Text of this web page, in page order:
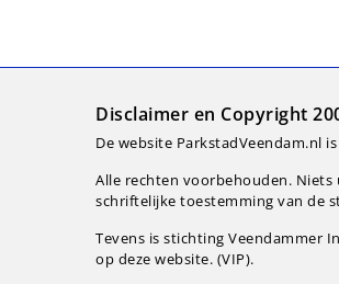
Disclaimer en Copyright
De website ParkstadVeendam.nl
Alle rechten voorbehouden.
schriftelijke toestemming van de
Tevens is stichting Veendammer
op deze website. (VIP).